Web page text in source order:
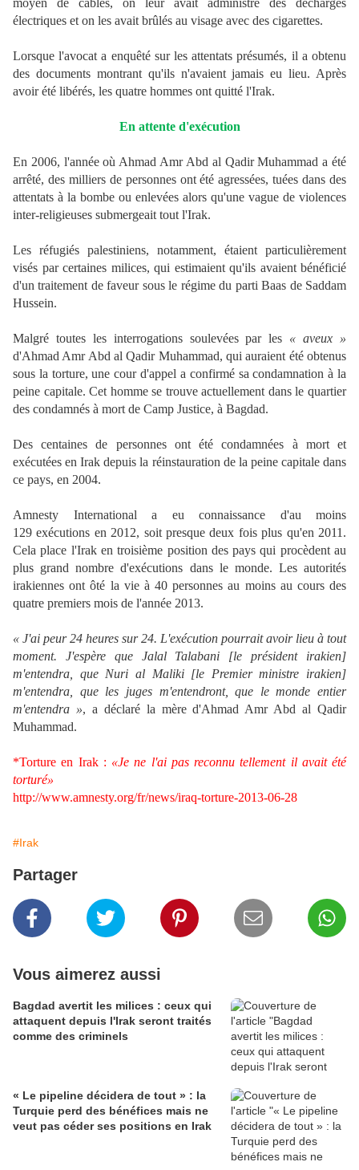
moyen de câbles, on leur avait administré des décharges
électriques et on les avait brûlés au visage avec des cigarettes.
Lorsque l'avocat a enquêté sur les attentats présumés, il a obtenu
des documents montrant qu'ils n'avaient jamais eu lieu. Après
avoir été libérés, les quatre hommes ont quitté l'Irak.
En attente d'exécution
En 2006, l'année où Ahmad Amr Abd al Qadir Muhammad a été
arrêté, des milliers de personnes ont été agressées, tuées dans des
attentats à la bombe ou enlevées alors qu'une vague de violences
inter-religieuses submergeait tout l'Irak.
Les réfugiés palestiniens, notamment, étaient particulièrement
visés par certaines milices, qui estimaient qu'ils avaient bénéficié
d'un traitement de faveur sous le régime du parti Baas de Saddam
Hussein.
Malgré toutes les interrogations soulevées par les « aveux »
d'Ahmad Amr Abd al Qadir Muhammad, qui auraient été obtenus
sous la torture, une cour d'appel a confirmé sa condamnation à la
peine capitale. Cet homme se trouve actuellement dans le quartier
des condamnés à mort de Camp Justice, à Bagdad.
Des centaines de personnes ont été condamnées à mort et
exécutées en Irak depuis la réinstauration de la peine capitale dans
ce pays, en 2004.
Amnesty International a eu connaissance d'au moins
129 exécutions en 2012, soit presque deux fois plus qu'en 2011.
Cela place l'Irak en troisième position des pays qui procèdent au
plus grand nombre d'exécutions dans le monde. Les autorités
irakiennes ont ôté la vie à 40 personnes au moins au cours des
quatre premiers mois de l'année 2013.
« J'ai peur 24 heures sur 24. L'exécution pourrait avoir lieu à tout
moment. J'espère que Jalal Talabani [le président irakien]
m'entendra, que Nuri al Maliki [le Premier ministre irakien]
m'entendra, que les juges m'entendront, que le monde entier
m'entendra », a déclaré la mère d'Ahmad Amr Abd al Qadir
Muhammad.
*Torture en Irak : «Je ne l'ai pas reconnu tellement il avait été
torturé»
http://www.amnesty.org/fr/news/iraq-torture-2013-06-28
#Irak
Partager
Vous aimerez aussi
Bagdad avertit les milices : ceux qui
attaquent depuis l'Irak seront traités
comme des criminels
« Le pipeline décidera de tout » : la
Turquie perd des bénéfices mais ne
veut pas céder ses positions en Irak